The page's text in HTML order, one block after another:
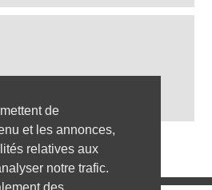
de
et les annonces,
relatives aux
notre trafic.